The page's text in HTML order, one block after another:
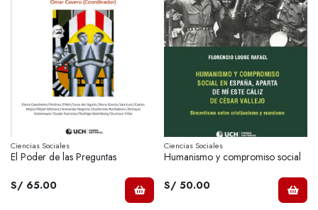
Ciencias Sociales
El Poder de las Preguntas
S/ 65.00
Ciencias Sociales
Humanismo y compromiso social
S/ 50.00